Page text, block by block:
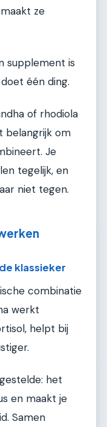
ze
supplement is
één ding.
of rhodiola
belangrijk om
Je
tegelijk, en
niet tegen.
klassieker
combinatie
werkt
helpt bij
het
en maakt je
Samen